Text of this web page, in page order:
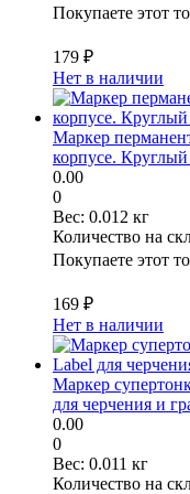
Покупаете этот
179 ₽
Нет в наличии
Маркер
корпусе.
0.00
0
Вес: 0.012 кг
Количество на
Покупаете этот
169 ₽
Нет в наличии
Маркер
для черчения и
0.00
0
Вес: 0.011 кг
Количество на